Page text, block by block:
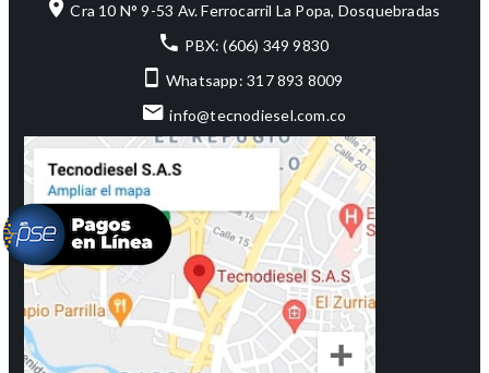
Cra 10 N° 9-53 Av. Ferrocarril La Popa, Dosquebradas
PBX: (606) 349 9830
Whatsapp: 317 893 8009
info@tecnodiesel.com.co